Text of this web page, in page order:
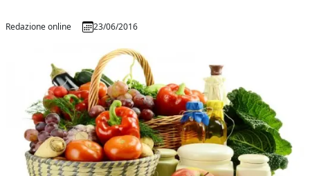
Redazione online 23/06/2016